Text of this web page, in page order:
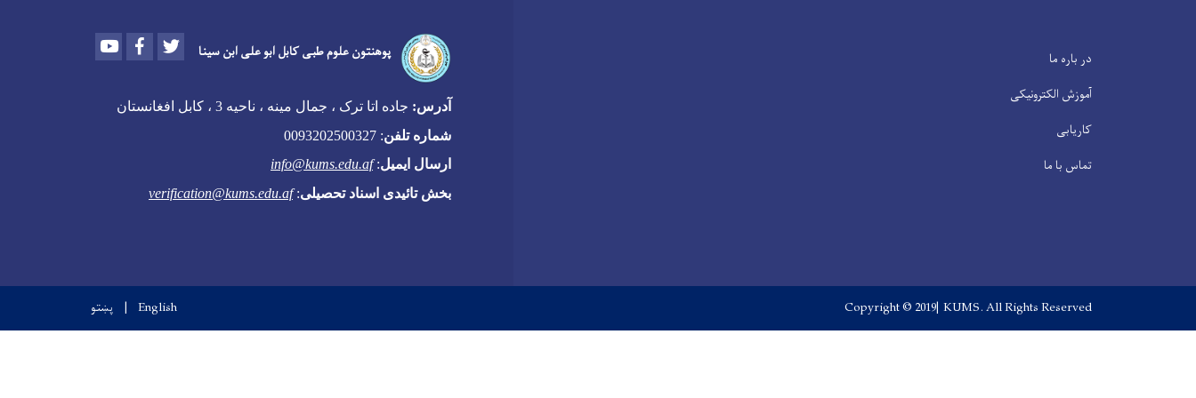
در باره ما
آموزش الکترونیکی
کاریابی
تماس با ما
پوهنتون علوم طبی کابل ابو علی ابن سینا Youtube Facebook Twitter
آدرس: جاده اتا ترک ، جمال مینه ، ناحیه 3 ، کابل افغانستان
شماره تلفن:
ارسال ایمیل:
info@kums.edu.af
بخش تائیدی اسناد تحصیلی:
verification@kums.edu.af
Copyright © 2019| KUMS. All Rights Reserved
English پښتو